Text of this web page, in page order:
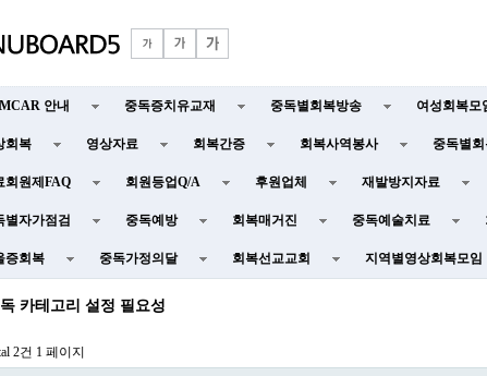
안내 중독증치유교재 중독별회복방송 여성회복모
회복 영상자료 회복간증 회복사역봉사 중독별
회원제FAQ 회원등업Q/A 후원업체 재발방지자료
별자가점검 중독예방 회복매거진 중독예술치료
증회복 중독가정의달 회복선교교회 지역별영상회복모임
카테고리 설정 필요성
2건 1 페이지